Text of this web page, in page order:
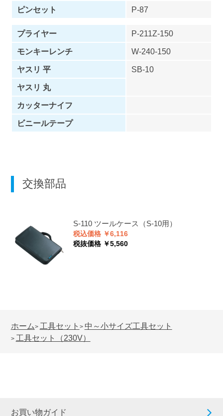
ピンセット
P-87
プライヤー
P-211Z-150
モンキーレンチ
W-240-150
ヤスリ 平
SB-10
ヤスリ 丸
カッターナイフ
ビニールテープ
交換部品
S-110 ツールケース（S-10用）
税込価格 ￥6,116
税抜価格 ￥5,560
ホーム> 工具セット > 中～小サイズ工具セット
> 工具セット（230V）
お買い物ガイド